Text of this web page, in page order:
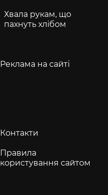
Хвала рукам, що
пахнуть хлібом
Реклама на сайті
Контакти
Правила
користування сайтом